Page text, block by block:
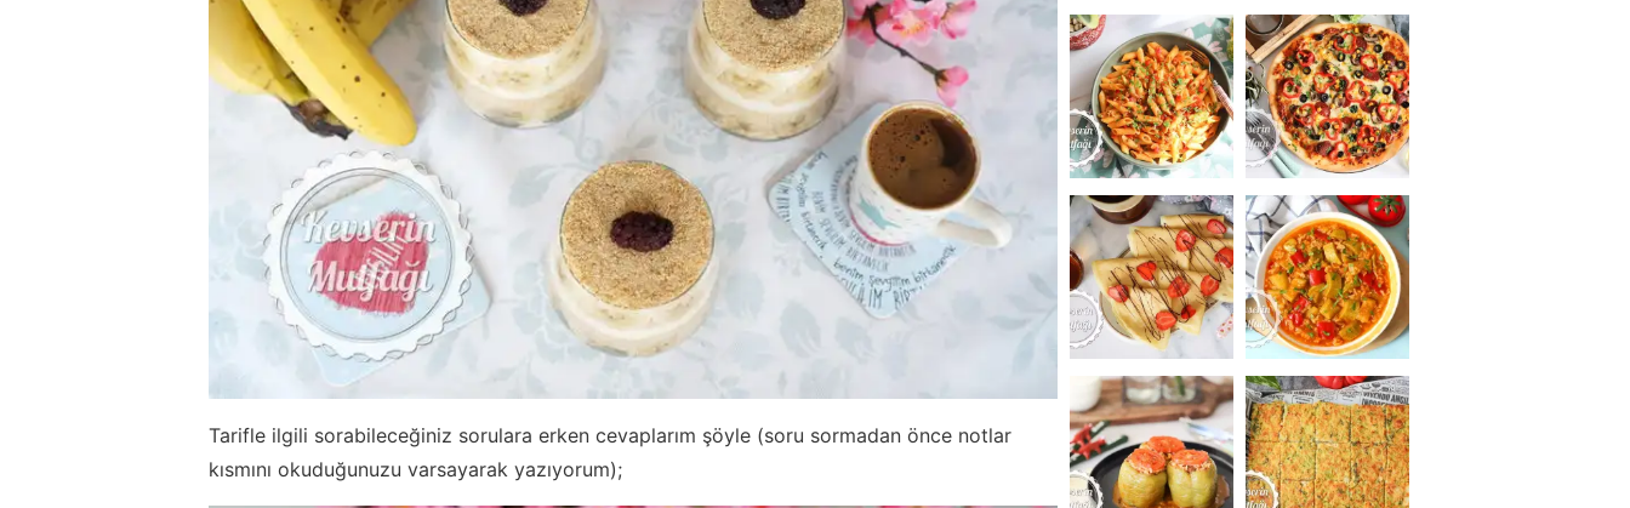
Tarifle ilgili sorabileceğiniz sorulara erken cevaplarım şöyle (soru sormadan önce notlar
kısmını okuduğunuzu varsayarak yazıyorum);